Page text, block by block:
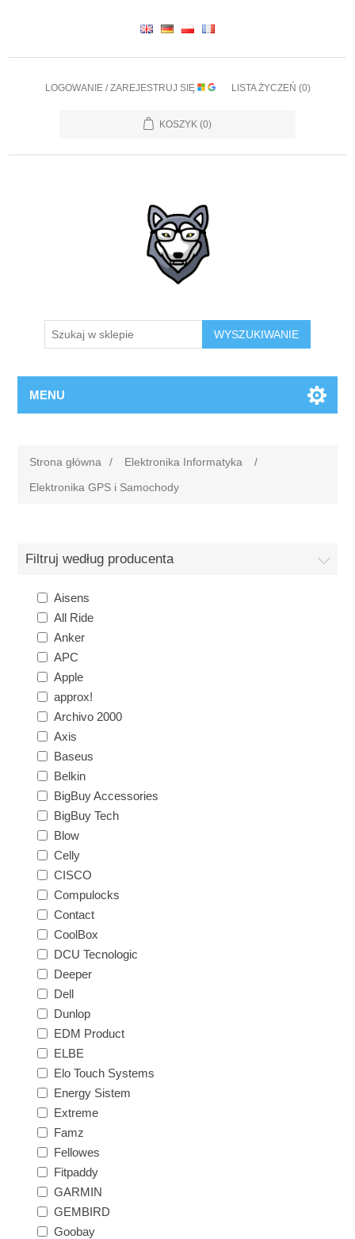
LOGOWANIE / ZAREJESTRUJ SIĘ LISTA ŻYCZEŃ (0)
KOSZYK (0)
WYSZUKIWANIE
MENU
Strona główna / Elektronika Informatyka
/
Elektronika GPS i Samochody
Filtruj według producenta
Aisens
All Ride
Anker
APC
Apple
approx!
Archivo 2000
Axis
Baseus
Belkin
BigBuy Accessories
BigBuy Tech
Blow
Celly
CISCO
Compulocks
Contact
CoolBox
DCU Tecnologic
Deeper
Dell
Dunlop
EDM Product
ELBE
Elo Touch Systems
Energy Sistem
Extreme
Famz
Fellowes
Fitpaddy
GARMIN
GEMBIRD
Goobay